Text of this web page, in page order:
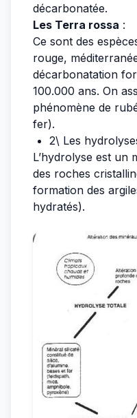
décarbonatée.
Les Terra rossa :
Ce sont des
rouge,
décarbonatation
100.000 ans. On
phénomène de
fer).
2\ Les
L’hydrolyse est un
des roches
formation des
hydratés).